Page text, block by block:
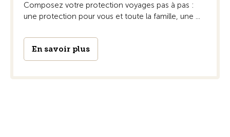
Composez votre protection voyages pas à pas :
une protection pour vous et toute la famille, une ...
En savoir plus